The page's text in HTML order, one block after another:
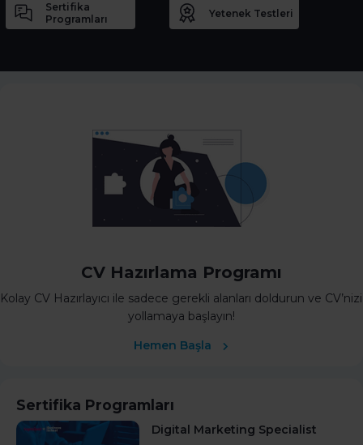
Sertifika
Programları
Yetenek Testleri
CV Hazırlama Programı
Kolay CV Hazırlayıcı ile sadece gerekli alanları doldurun ve CV’nizi
yollamaya başlayın!
Hemen Başla
Sertifika Programları
Digital Marketing Specialist